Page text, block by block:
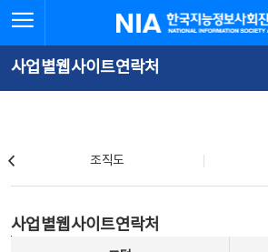
문
로
가
체
뉴
바
가
한국지능정보사회진흥원
사업별웹사이트연락처
조직도
사업별웹사이트연락처